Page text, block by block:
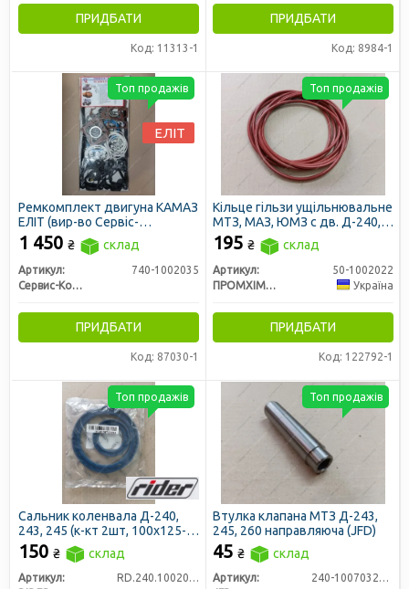
ПРИДБАТИ
Код: 11313-1
ПРИДБАТИ
Код: 8984-1
Ремкомплект двигуна КАМАЗ
ЕЛІТ (вир-во Сервіс-
Комплектація)
1 450 ₴ склад
Артикул:
740-1002035
Сервис-Комплектация ООО, Украина
ПРИДБАТИ
Код: 87030-1
Топ продажів
ЕЛІТ
Кільце гільзи ущільнювальне
МТЗ, МАЗ, ЮМЗ с дв. Д-240,
245, Д-65 (комплект на
двигун 8шт) (ПХТ, Україна)
195 ₴ склад
Артикул:
50-1002022
ПРОМХІМТЕКС ТОВ
Україна
ПРИДБАТИ
Код: 122792-1
Топ продажів
Сальник коленвала Д-240,
243, 245 (к-кт 2шт, 100х125-
12 + 50х70-10) МТЗ, ЗІЛ 5301
NBR (RIDER)
150 ₴ склад
Артикул:
RD.240.1002055/2305
Топ продажів
Втулка клапана МТЗ Д-243,
245, 260 направляюча (JFD)
45 ₴ склад
Артикул:
240-1007032Б-01
Топ продажів